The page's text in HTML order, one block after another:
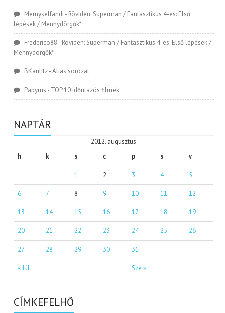
Memyselfandi - Röviden: Superman / Fantasztikus 4-es: Első
lépések / Mennydörgők*
Frederico88 - Röviden: Superman / Fantasztikus 4-es: Első lépések /
Mennydörgők*
BKaulitz-Alias sorozat
Papyrus - TOP 10 időutazós filmek
NAPTÁR
2012. augusztus
h
k s c p s v
« Júl Sze »
1 2 3 4 5
6 7 8 9 10 11 12
13 14 15 16 17 18 19
20 21 22 23 24 25 26
27 28 29 30 31
CÍMKEFELHŐ